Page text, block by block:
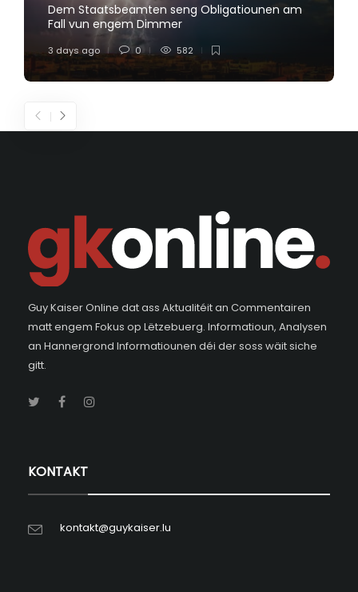
Dem Staatsbeamten seng Obligatiounen am
Fall vun engem Dimmer
3 days ago 0 582
Guy Kaiser Online dat ass Aktualitéit an Commentairen
matt engem Fokus op Lëtzebuerg. Informatioun, Analysen
an Hannergrond Informatiounen déi der soss wäit siche
gitt.
KONTAKT
kontakt@guykaiser.lu